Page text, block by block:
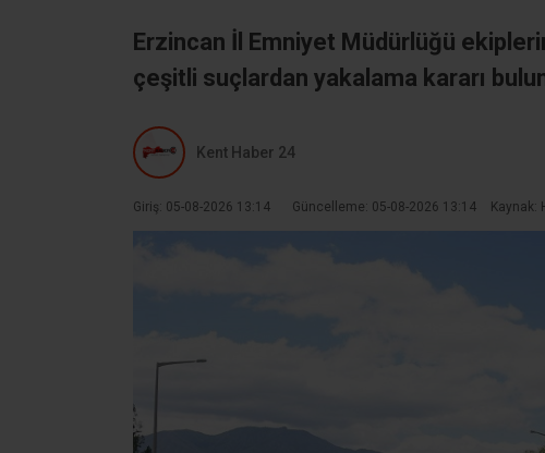
Erzincan İl Emniyet Müdürlüğü
çeşitli suçlardan yakalama kararı
Kent Haber 24
Giriş: 05-08-2026 13:14 Güncelleme: 05-08-2026 13:14 Kaynak: